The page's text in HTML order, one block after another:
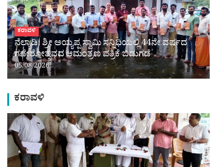
ಕರಾವಳಿ
ನೆಲ್ಯಾಡಿ: ಶ್ರೀ ಅಯ್ಯಪ್ಪ ಸ್ವಾಮಿ ಸನ್ನಿಧಿಯಲ್ಲಿ 44ನೇ ವರ್ಷದ
ಗಣೇಶೋತ್ಸವದ ಆಮಂತ್ರಣ ಪತ್ರಿಕೆ ಬಿಡುಗಡೆ
05/08/2026
ಕರಾವಳಿ